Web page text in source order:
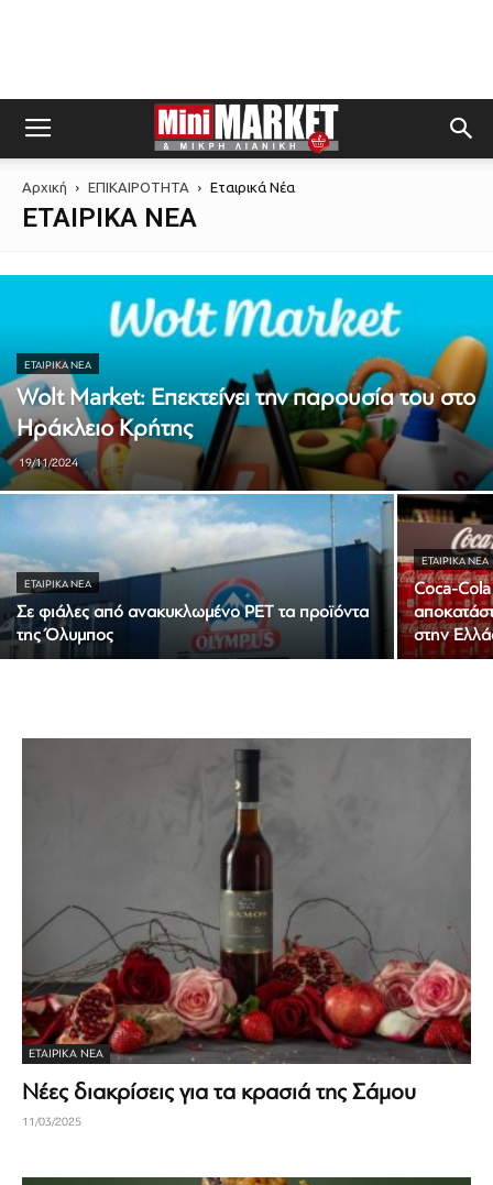
Αρχική ΕΠΙΚΑΙΡΟΤΗΤΑ Εταιρικά Νέα
ΕΤΑΙΡΙΚΆ ΝΈΑ
ΕΤΑΙΡΙΚΆ ΝΈΑ
Wolt Market: Επεκτείνει την παρουσία του στο
Ηράκλειο Κρήτης
19/11/2024
ΕΤΑΙΡΙΚΆ ΝΈΑ
Σε φιάλες από ανακυκλωμένο PET τα προϊόντα
της Όλυμπος
ΕΤΑΙΡΙΚΆ ΝΈΑ
Coca-
στην
ΕΤΑΙΡΙΚΆ ΝΈΑ
Νέες διακρίσεις για τα κρασιά της Σάμου
11/03/2025